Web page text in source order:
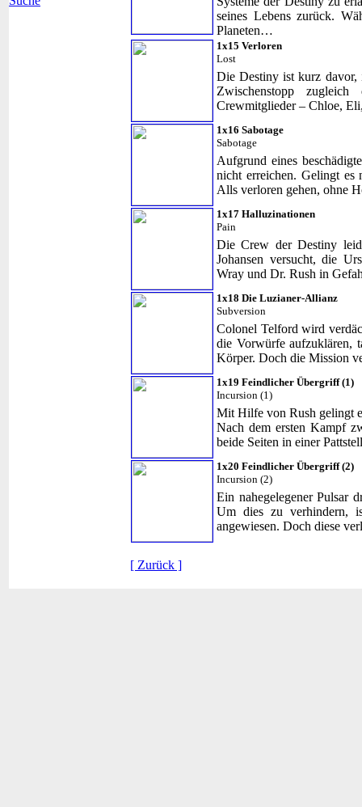
seines Lebens zurück.
Planeten…
1x15 Verloren
Lost
Die Destiny ist kurz davor,
Zwischenstopp
Crewmitglieder – Chloe,
1x16 Sabotage
Sabotage
Aufgrund eines
nicht erreichen. Gelingt es
Alls verloren gehen, ohne
1x17 Halluzinationen
Pain
Die Crew der Destiny
Johansen versucht, die
Wray und Dr. Rush in
1x18 Die Luzianer-Allianz
Subversion
Colonel Telford wird
die Vorwürfe aufzuklären,
Körper. Doch die Mission
1x19 Feindlicher Übergriff (1)
Incursion (1)
Mit Hilfe von Rush gelingt
Nach dem ersten Kampf
beide Seiten in einer
1x20 Feindlicher Übergriff (2)
Incursion (2)
Ein nahegelegener Pulsar
Um dies zu verhindern,
angewiesen. Doch diese
[ Zurück ]